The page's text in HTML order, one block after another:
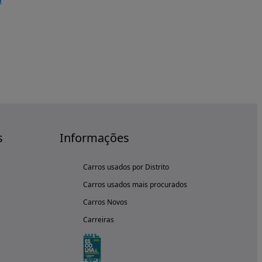
Informações
Carros usados por Distrito
Carros usados mais procurados
Carros Novos
Carreiras